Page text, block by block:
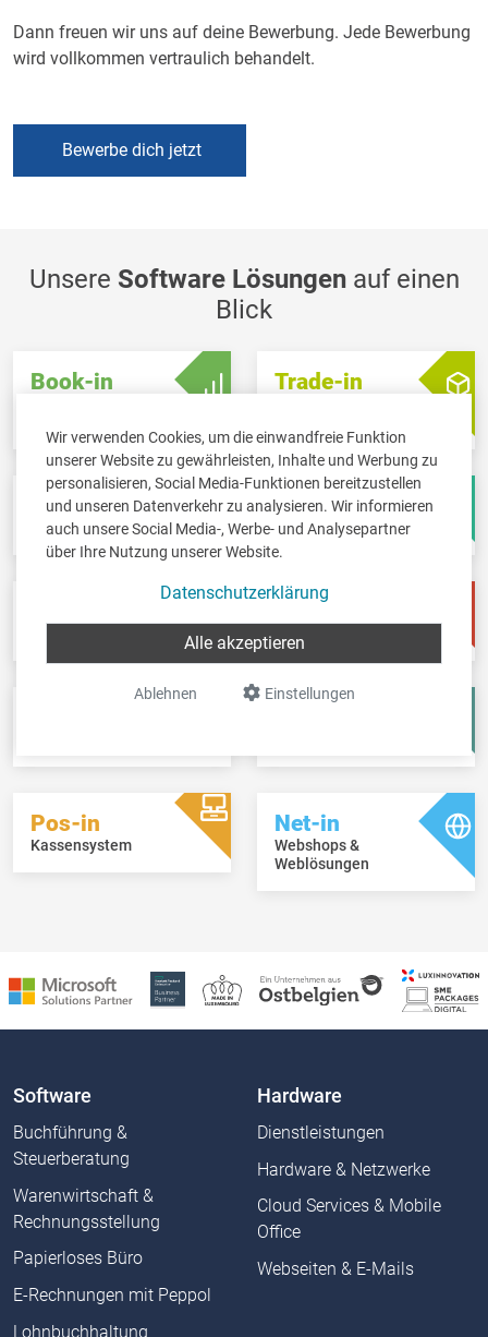
Wir verwenden Cookies, um die einwandfreie Funktion
unserer Website zu gewährleisten, Inhalte und Werbung zu
personalisieren, Social Media-Funktionen bereitzustellen
und unseren Datenverkehr zu analysieren. Wir informieren
auch unsere Social Media-, Werbe- und Analysepartner
über Ihre Nutzung unserer Website.
Datenschutzerklärung
Einstellungen
Ablehnen
Alle akzeptieren
Dann freuen wir uns auf deine Bewerbung. Jede Bewerbung
wird vollkommen vertraulich behandelt.
Bewerbe dich jetzt
Unsere Software Lösungenauf einen
Blick
Book-in Trade-in
Scan-in
Papierloses Büro
Board-in
Online Dashboard
Pos-in
Kassensystem
Net-in
Webshops &
Weblösungen
Software
Buchführung &
Steuerberatung
Warenwirtschaft &
Rechnungsstellung
Papierloses Büro
E-Rechnungen mit Peppol
Lohnbuchhaltung
Hardware
Dienstleistungen
Hardware & Netzwerke
Cloud Services & Mobile
Office
Webseiten & E-Mails